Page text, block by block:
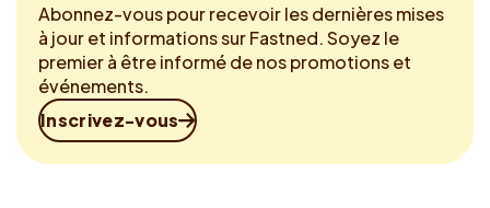
Abonnez-vous pour recevoir les dernières mises
à jour et informations sur Fastned. Soyez le
premier à être informé de nos promotions et
événements.
Inscrivez-vous